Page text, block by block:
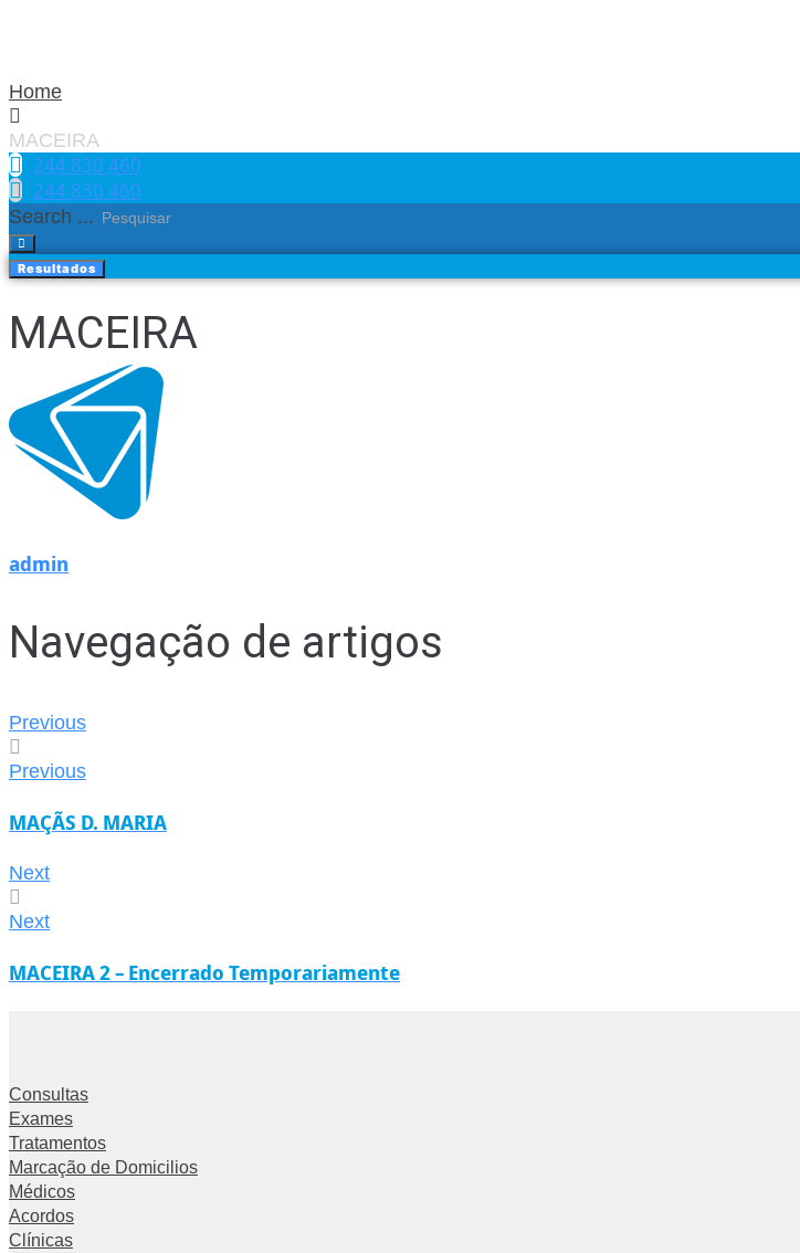
Home
MACEIRA
244 830 460​
244 830 460​
Search ...
Resultados
MACEIRA
admin
Navegação de artigos
Previous
Previous
MAÇÃS D. MARIA
Next
Next
MACEIRA 2 – Encerrado Temporariamente
Consultas
Exames
Tratamentos
Marcação de Domicilios
Médicos
Acordos
Clínicas